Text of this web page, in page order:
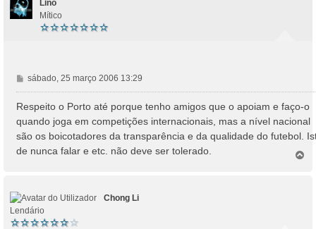
Lino
Mítico
M
e
n
g
e
sábado, 25 março 2006 13:29
Respeito o Porto até porque tenho amigos que o apoiam e faço-o
quando joga em competições internacionais, mas a nível nacional
são os boicotadores da transparência e da qualidade do futebol.
de nunca falar e etc. não deve ser tolerado.
Chong Li
Lendário